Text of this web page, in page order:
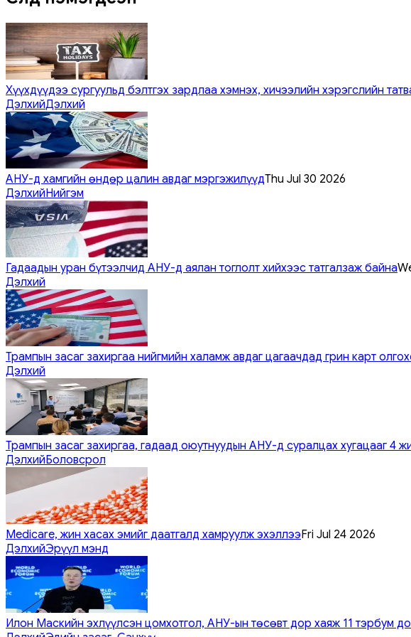
Хүүхдүүдээ сургуульд бэлтгэх зардлаа хэмнэх, хичээлийн хэрэгслийн
ДэлхийДэлхий
АНУ-д хамгийн өндөр цалин авдаг мэргэжилүүдThu Jul 30 2026
ДэлхийНийгэм
Гадаадын уран бүтээлчид АНУ-д аялан тоглолт хийхээс татгалзаж байна
Дэлхий
Трампын засаг захиргаа нийгмийн халамж авдаг цагаачдад грин карт
Дэлхий
Трампын засаг захиргаа, гадаад оюутнуудын АНУ-д суралцах хугацааг 4
ДэлхийБоловсрол
Medicare, жин хасах эмийг даатгалд хамруулж эхэллээFri Jul 24 2026
ДэлхийЭрүүл мэнд
Илон Маскийн эхлүүлсэн цомхотгол, АНУ-ын төсөвт дор хаяж 11 тэрбум